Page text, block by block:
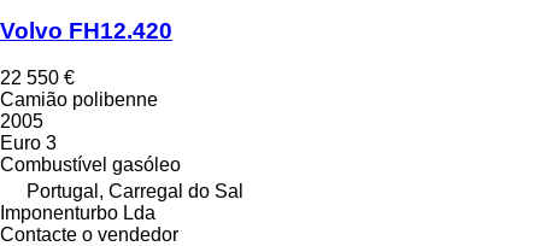
Volvo FH12.420
22 550 €
Camião polibenne
2005
Euro 3
Combustível gasóleo
Portugal, Carregal do Sal
Imponenturbo Lda
Contacte o vendedor